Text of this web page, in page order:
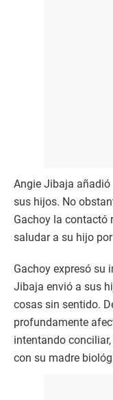
Angie Jibaja añadió
sus hijos. No
Gachoy la contactó
saludar a su hijo
Gachoy expresó su
Jibaja envió a sus
cosas sin sentido.
profundamente
intentando
con su madre